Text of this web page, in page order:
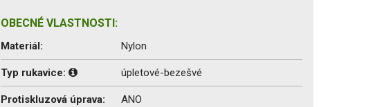
OBECNÉ VLASTNOSTI:
Materiál: Nylon
Typ rukavice: úpletové-bezešvé
Protiskluzová úprava: ANO